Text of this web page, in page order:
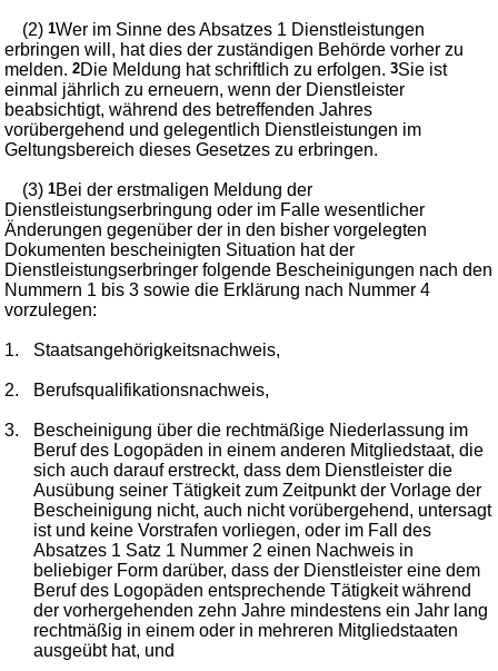
(2)1Wer im Sinne des Absatzes 1 Dienstleistungen
erbringen will, hat dies der zuständigen Behörde vorher zu
melden.2Die Meldung hat schriftlich zu erfolgen.3Sie ist
einmal jährlich zu erneuern, wenn der Dienstleister
beabsichtigt, während des betreffenden Jahres
vorübergehend und gelegentlich Dienstleistungen im
Geltungsbereich dieses Gesetzes zu erbringen.
(3)1Bei der erstmaligen Meldung der
Dienstleistungserbringung oder im Falle wesentlicher
Änderungen gegenüber der in den bisher vorgelegten
Dokumenten bescheinigten Situation hat der
Dienstleistungserbringer folgende Bescheinigungen nach den
Nummern 1 bis 3 sowie die Erklärung nach Nummer 4
vorzulegen:
1. Staatsangehörigkeitsnachweis,
2. Berufsqualifikationsnachweis,
3.
Bescheinigung über die rechtmäßige Niederlassung im
Beruf des Logopäden in einem anderen Mitgliedstaat, die
sich auch darauf erstreckt, dass dem Dienstleister die
Ausübung seiner Tätigkeit zum Zeitpunkt der Vorlage der
Bescheinigung nicht, auch nicht vorübergehend, untersagt
ist und keine Vorstrafen vorliegen, oder im Fall des
Absatzes 1 Satz 1 Nummer 2 einen Nachweis in
beliebiger Form darüber, dass der Dienstleister eine dem
Beruf des Logopäden entsprechende Tätigkeit während
der vorhergehenden zehn Jahre mindestens ein Jahr lang
rechtmäßig in einem oder in mehreren Mitgliedstaaten
ausgeübt hat, und